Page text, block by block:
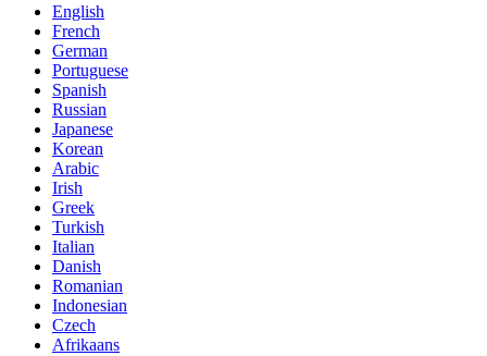
English
French
German
Portuguese
Spanish
Russian
Japanese
Korean
Arabic
Irish
Greek
Turkish
Italian
Danish
Romanian
Indonesian
Czech
Afrikaans